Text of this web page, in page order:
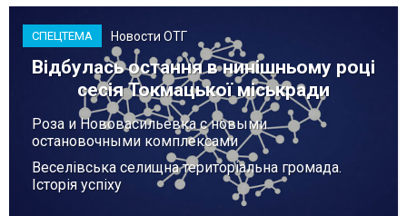
СПЕЦТЕМА Новости ОТГ
Відбулась остання в нинішньому році
сесія Токмацької міськради
Роза и Нововасильевка с новыми
остановочными комплексами
Веселівська селищна територіальна громада.
Історія успіху